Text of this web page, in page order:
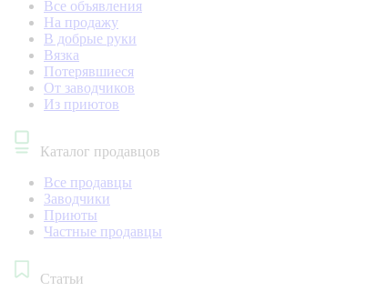
Все объявления
На продажу
В добрые руки
Вязка
Потерявшиеся
От заводчиков
Из приютов
Каталог продавцов
Все продавцы
Заводчики
Приюты
Частные продавцы
Статьи